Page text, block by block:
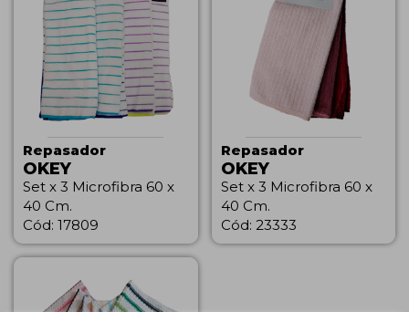
Repasador
OKEY
Set x 3 Microfibra 60 x
40 Cm.
Cód: 17809
Repasador
OKEY
Set x 3 Microfibra 60 x
40 Cm.
Cód: 23333